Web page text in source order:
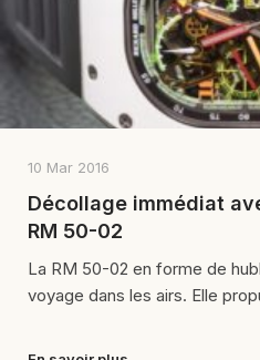
10 Mar 2016
Décollage immédiat
RM 50-02
La RM 50-02 en forme de
voyage dans les airs. Elle